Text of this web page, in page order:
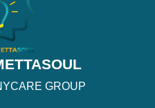
GROUP